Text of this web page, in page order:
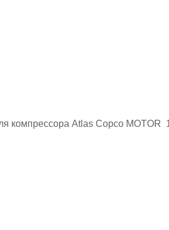
компрессора Atlas Copco